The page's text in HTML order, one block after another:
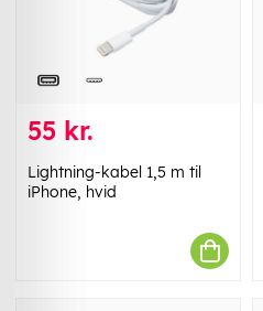
55 kr.
Lightning-kabel 1,5 m til
iPhone, hvid